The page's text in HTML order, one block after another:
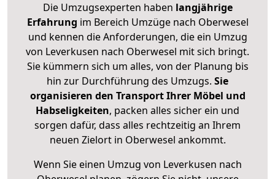
Die Umzugsexperten haben langjährige
Erfahrung im Bereich Umzüge nach Oberwesel
und kennen die Anforderungen, die ein Umzug
von Leverkusen nach Oberwesel mit sich bringt.
Sie kümmern sich um alles, von der Planung bis
hin zur Durchführung des Umzugs. Sie
organisieren den Transport Ihrer Möbel und
Habseligkeiten, packen alles sicher ein und
sorgen dafür, dass alles rechtzeitig an Ihrem
neuen Zielort in Oberwesel ankommt.
Wenn Sie einen Umzug von Leverkusen nach